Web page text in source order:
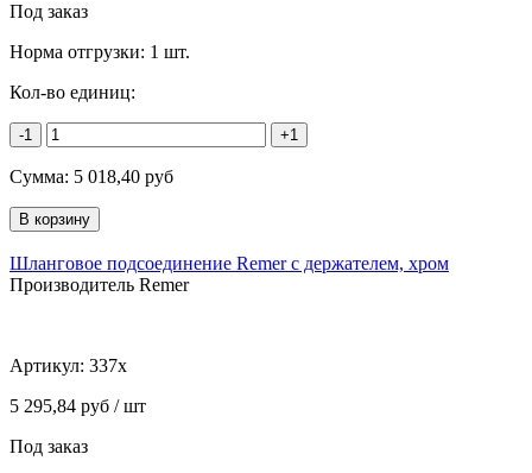
Под заказ
Норма отгрузки: 1 шт.
Кол-во единиц:
-1 +1
Сумма: 5 018,40 руб
Шланговое подсоединение Remer с держателем, хром
Производитель Remer
Артикул: 337x
5 295,84 руб / шт
Под заказ